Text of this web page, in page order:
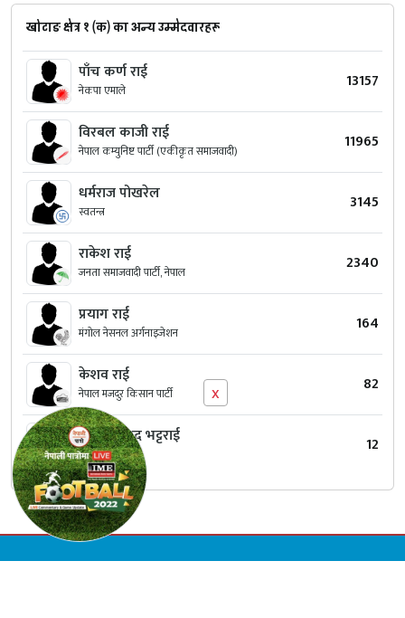
खोटाङ क्षेत्र १ (क) का अन्य उम्मेदवारहरू
पाँच कर्ण राई
नेकपा एमाले 13157
विरबल काजी राई
नेपाल कम्युनिष्ट पार्टी (एकीकृत समाजवादी) 11965
धर्मराज पोखरेल
स्वतन्त्र 3145
राकेश राई
जनता समाजवादी पार्टी, नेपाल 2340
प्रयाग राई
मंगोल नेसनल अर्गनाइजेशन 164
केशव राई
नेपाल मजदुर किसान पार्टी 82
कुमार प्रसाद भट्टराई
स्वतन्त्र 12
x